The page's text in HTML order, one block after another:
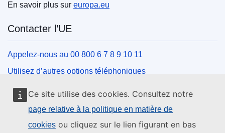
Ce site utilise des cookies. Consultez notre
page relative à la politique en matière de
cookies ou cliquez sur le lien figurant en bas
En savoir plus sur europa.eu
Contacter l’UE
Appelez-nous au 00 800 6 7 8 9 10 11
Utilisez d’autres options téléphoniques
Écrivez-nous au moyen de notre formulaire de contact
Rencontrez-nous dans un des centres de l’UE